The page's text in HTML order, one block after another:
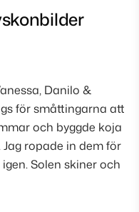
Danilo &
för småttingarna att
och byggde koja
ropade in dem för
Solen skiner och